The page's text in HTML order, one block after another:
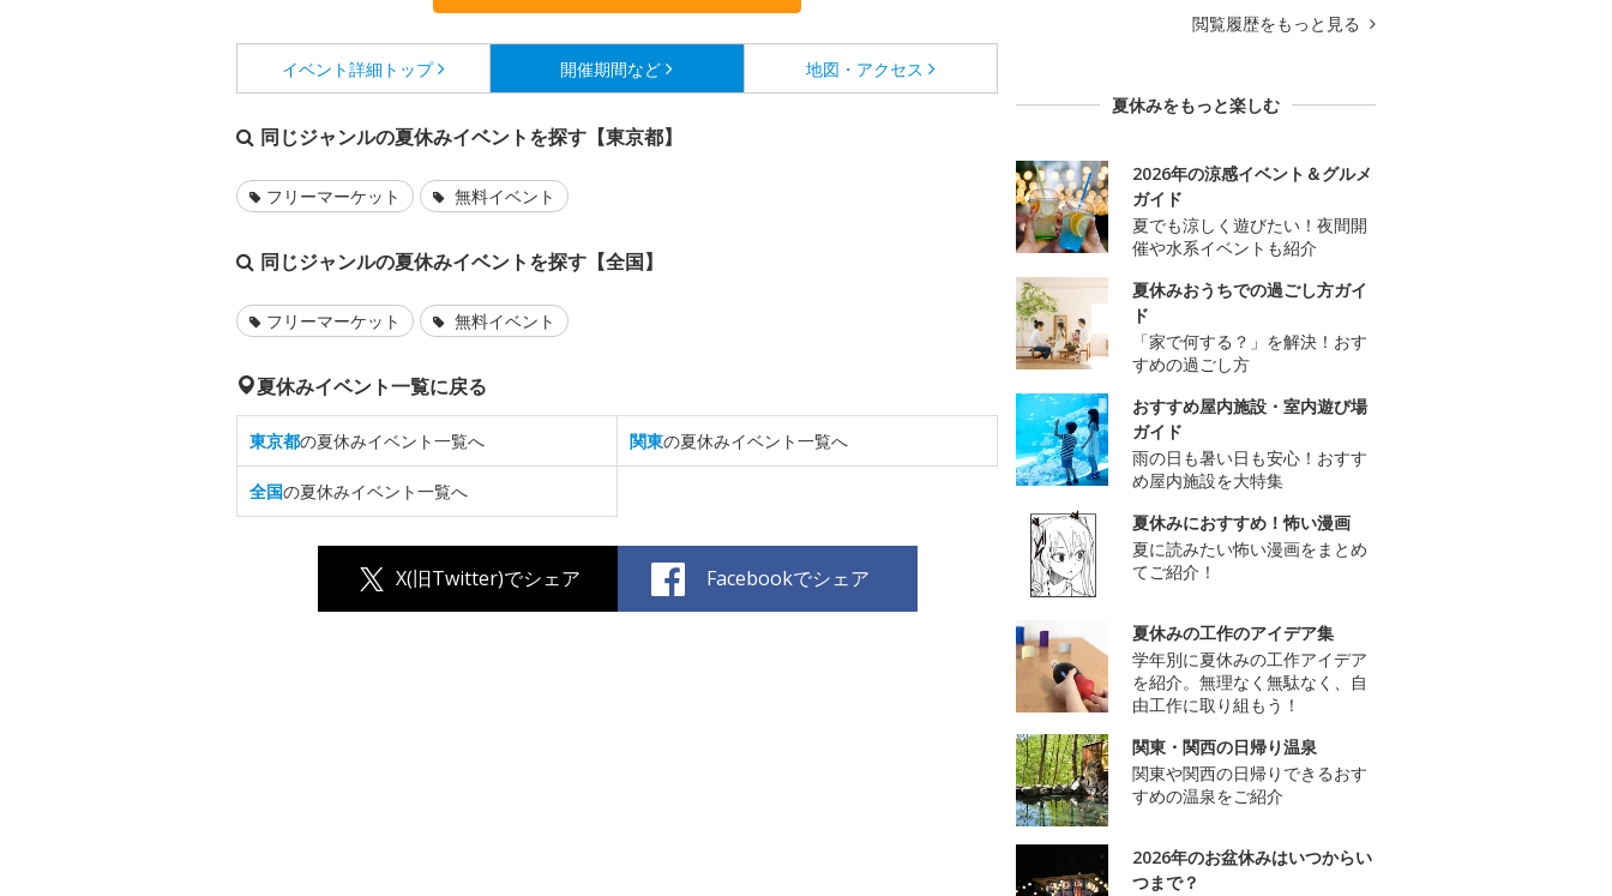
イベント詳細 トップ 開催期間など 地図・アクセス
同じジャンルの夏休みイベントを探す【東京都】
フリーマーケット 無料イベント
同じジャンルの夏休みイベントを探す【全国】
フリーマーケット 無料イベント
夏休みイベント一覧に戻る
東京都の夏休みイベント一覧へ 関東の夏休みイベント一覧へ
全国の夏休みイベント一覧へ
X(旧Twitter)でシェア Facebookでシェア
閲覧履歴をもっと見る
夏休みをもっと楽しむ
2026年の涼感イベント＆グルメ
ガイド
夏でも涼しく遊びたい！夜間開
催や水系イベントも紹介
夏休みおうちでの過ごし方ガイ
ド
「家で何する？」を解決！おす
すめの過ごし方
おすすめ屋内施設・室内遊び場
ガイド
雨の日も暑い日も安心！おすす
め屋内施設を大特集
夏休みにおすすめ！怖い漫画
夏に読みたい怖い漫画をまとめ
てご紹介！
夏休みの工作のアイデア集
学年別に夏休みの工作アイデア
を紹介。無理なく無駄なく、自
由工作に取り組もう！
関東・関西の日帰り温泉
関東や関西の日帰りできるおす
すめの温泉をご紹介
2026年のお盆休みはいつからい
つまで？